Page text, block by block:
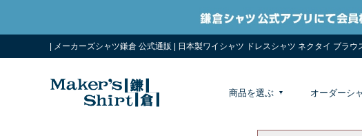
| メーカーズシャツ鎌倉 公式通販 | 日本製ワイシャツ ドレスシャツ ネクタイ ブラウ
商品を選ぶ オーダーシ